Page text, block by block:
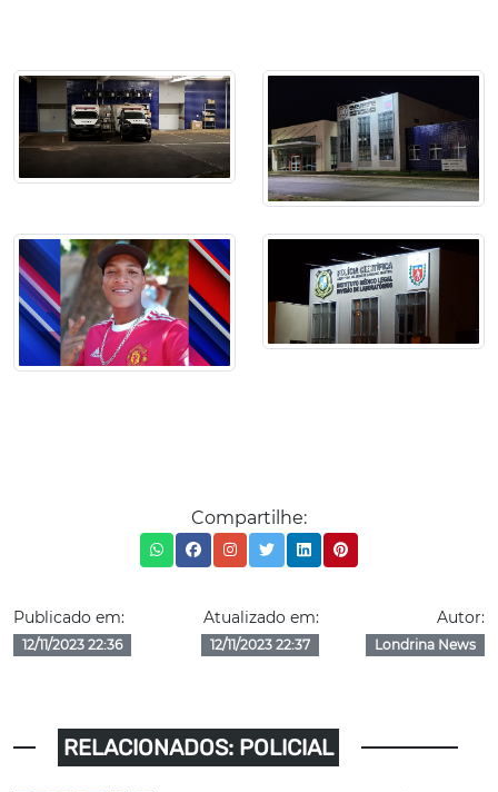
Compartilhe:
Publicado em:
12/11/2023 22:36
Atualizado em:
12/11/2023 22:37
Autor:
Londrina News
RELACIONADOS: POLICIAL